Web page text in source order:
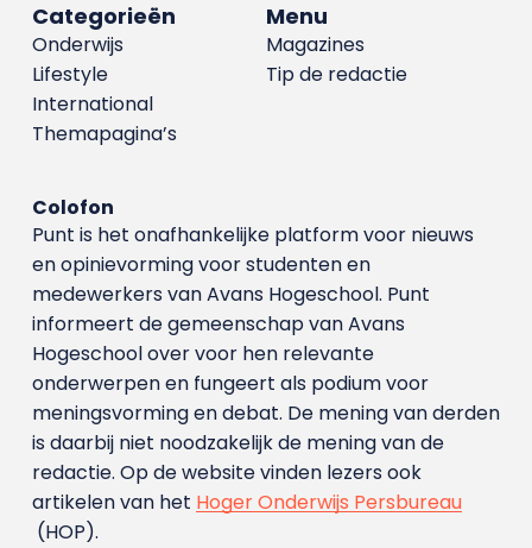
Menu
Magazines
Tip de redactie
Categorieën
Onderwijs
Lifestyle
International
Themapagina’s
Colofon
Punt is het onafhankelijke platform voor nieuws
en opinievorming voor studenten en
medewerkers van Avans Hoge­school. Punt
informeert de gemeenschap van Avans
Hogeschool over voor hen relevante
onderwerpen en fungeert als podium voor
meningsvorming en debat. De mening van derden
is daarbij niet noodzakelijk de mening van de
redactie. Op de website vinden lezers ook
artikelen van het Hoger Onderwijs Persbureau
(HOP).